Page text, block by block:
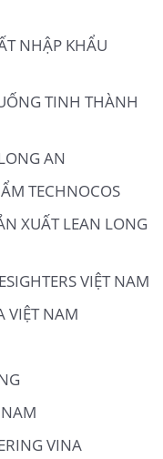
NHẬP KHẨU
TINH THÀNH
AN
TECHNOCOS
XUẤT LEAN LONG
VIỆT NAM
VIỆT NAM
VINA